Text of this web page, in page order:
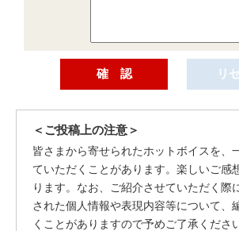
＜ご投稿上の注意＞
皆さまから寄せられたホットボイスを、
ていただくことがあります。楽しいご感
ります。なお、ご紹介させていただく際
された個人情報や表現内容等について、
くことがありますので予めご了承くださ